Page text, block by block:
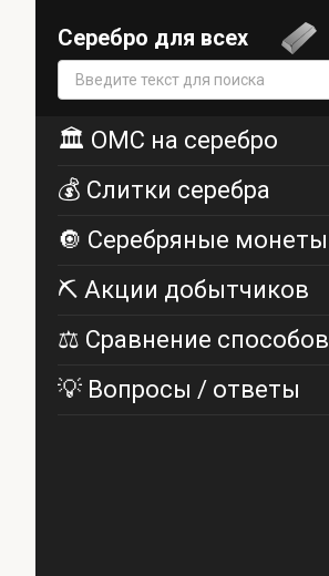
Серебро для всех
Поиск:
🏛️ ОМС на серебро
💰 Слитки серебра
🔘 Серебряные монеты
⛏️ Акции добытчиков
⚖️ Сравнение способов
💡 Вопросы / ответы